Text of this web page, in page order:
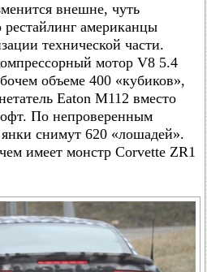
внешне, чуть
американцы
технической части.
мотор V8 5.4
объеме 400 «кубиков»,
Eaton M112 вместо
По непроверенным
снимут 620 «лошадей».
имеет монстр Corvette ZR1